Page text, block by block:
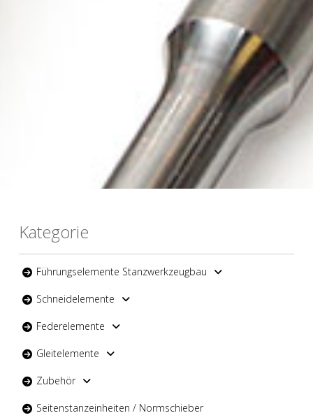
Kategorie
Führungselemente Stanzwerkzeugbau
Schneidelemente
Federelemente
Gleitelemente
Zubehör
Seitenstanzeinheiten / Normschieber